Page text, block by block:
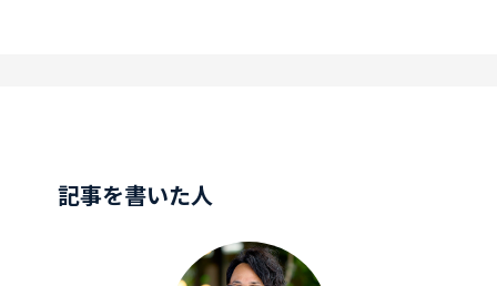
記事を書いた人